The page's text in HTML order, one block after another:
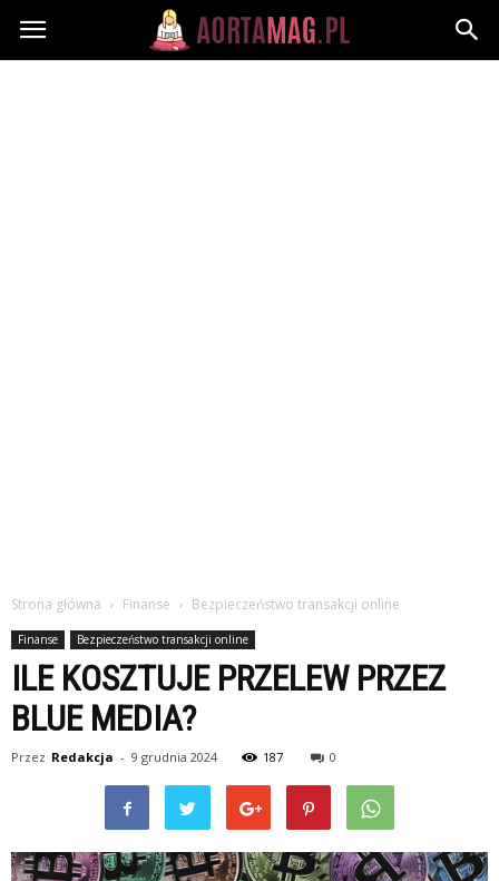
Aortamag.pl
Strona główna Finanse Bezpieczeństwo transakcji online
Finanse Bezpieczeństwo transakcji online
ILE KOSZTUJE PRZELEW PRZEZ
BLUE MEDIA?
Przez Redakcja - 9 grudnia 2024 187 0